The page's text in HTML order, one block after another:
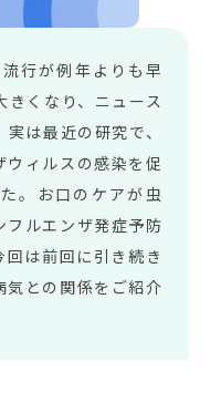
行が例年よりも早
きくなり、ニュース
は最近の研究で、
ィルスの感染を促
。お口のケアが虫
フルエンザ発症予防
は前回に引き続き
気との関係をご紹介